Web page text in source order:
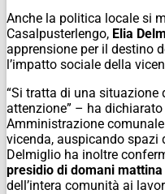
Anche la politica locale si
Casalpusterlengo, Elia
apprensione per il destino
l’impatto sociale della
“Si tratta di una
attenzione” – ha
Amministrazione
vicenda, auspicando spazi
Delmiglio ha inoltre
presidio di domani mattina
dell’intera comunità ai